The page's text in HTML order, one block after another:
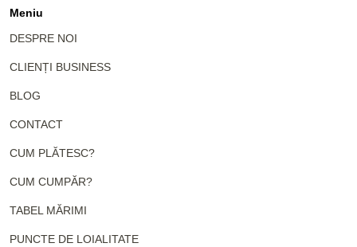
Meniu
DESPRE NOI
CLIENȚI BUSINESS
BLOG
CONTACT
CUM PLĂTESC?
CUM CUMPĂR?
TABEL MĂRIMI
PUNCTE DE LOIALITATE